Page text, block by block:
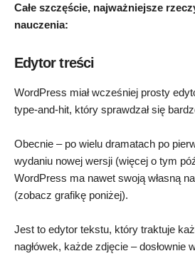
Całe szczęście, najważniejsze
nauczenia:
Edytor treści
WordPress miał wcześniej prosty
type-and-hit, który sprawdzał się
Obecnie – po wielu dramatach po
wydaniu nowej wersji (więcej o tym
WordPress ma nawet swoją własną
(zobacz grafikę poniżej).
Jest to edytor tekstu, który traktuje
nagłówek, każde zdjęcie – dosłownie